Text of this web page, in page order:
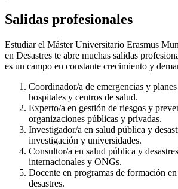
Salidas profesionales
Estudiar el Máster Universitario Erasmus
en Desastres te abre muchas salidas
es un campo en constante crecimiento y
Coordinador/a de emergencias y
hospitales y centros de salud.
Experto/a en gestión de riesgos y
organizaciones públicas y privadas.
Investigador/a en salud pública y
investigación y universidades.
Consultor/a en salud pública y
internacionales y ONGs.
Docente en programas de formación
desastres.